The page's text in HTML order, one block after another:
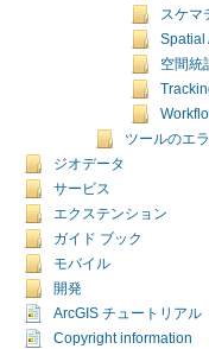
スケマ
Spatial
空間統
ツールのエ
ジオデータ
サービス
エクステンション
ガイド ブック
モバイル
開発
ArcGIS チュートリアル
Copyright information